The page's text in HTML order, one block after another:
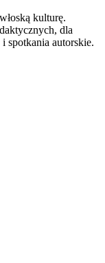
kulturę.
dla
spotkania autorskie.